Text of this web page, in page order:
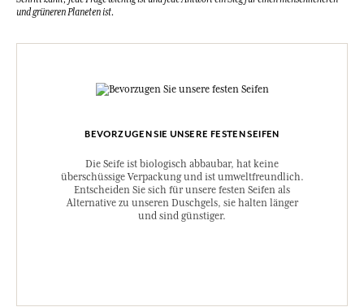
und grüneren Planeten ist.
BEVORZUGEN SIE UNSERE FESTEN SEIFEN
Die Seife ist biologisch abbaubar, hat keine
überschüssige Verpackung und ist umweltfreundlich.
Entscheiden Sie sich für unsere festen Seifen als
Alternative zu unseren Duschgels, sie halten länger
und sind günstiger.